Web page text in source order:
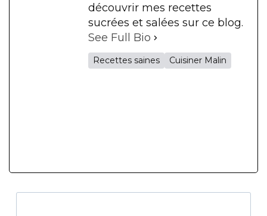
découvrir mes recettes
sucrées et salées sur ce blog.
See Full Bio
Recettes saines Cuisiner Malin